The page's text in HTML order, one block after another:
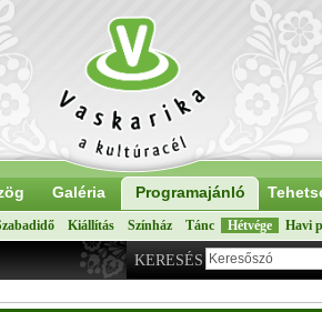
Galéria Programajánló
Kiállítás Színház Tánc Hétvége Havi
KERESÉS